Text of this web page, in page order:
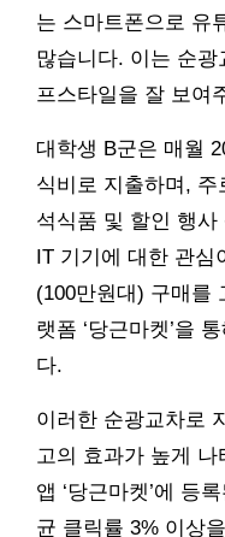
는 스마트폰으로 유
많습니다. 이는 순광
프스타일을 잘 보여
대학생 B군은 매월
식비로 지출하며, 주
석식품 및 할인 행
IT 기기에 대한 관
(100만원대) 구매를
랫폼 ‘당근마켓’을
다.
이러한 순광교차로
고의 효과가 높게 나
앱 ‘당근마켓’에 등
균 클릭률 3% 이상